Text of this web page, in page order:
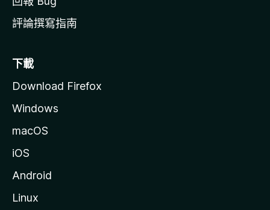
評論撰寫指南
下載
Download Firefox
Windows
macOS
iOS
Android
Linux